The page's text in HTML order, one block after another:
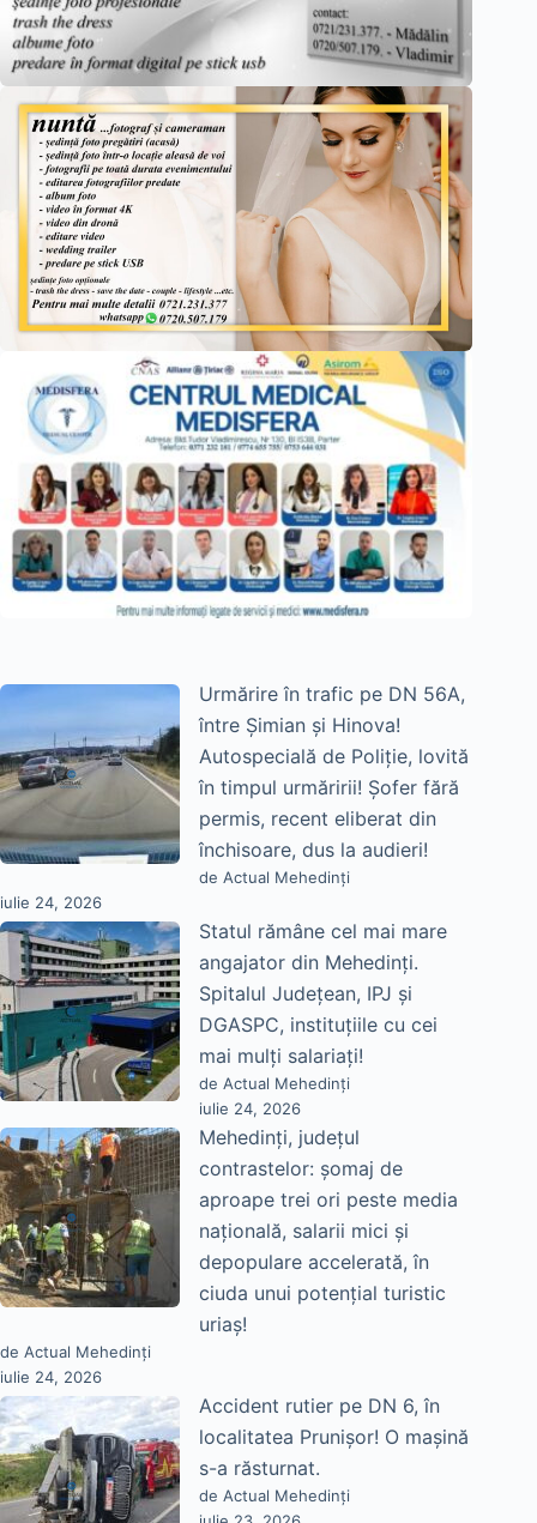
Urmărire în trafic pe DN 56A,
între Șimian și Hinova!
Autospecială de Poliție, lovită
în timpul urmăririi! Șofer fără
permis, recent eliberat din
închisoare, dus la audieri!
de Actual Mehedinți
iulie 24, 2026
Statul rămâne cel mai mare
angajator din Mehedinți.
Spitalul Județean, IPJ și
DGASPC, instituțiile cu cei
mai mulți salariați!
de Actual Mehedinți
iulie 24, 2026
Mehedinți, județul
contrastelor: șomaj de
aproape trei ori peste media
națională, salarii mici și
depopulare accelerată, în
ciuda unui potențial turistic
uriaș!
de Actual Mehedinți
iulie 24, 2026
Accident rutier pe DN 6, în
localitatea Prunișor! O mașină
s-a răsturnat.
de Actual Mehedinți